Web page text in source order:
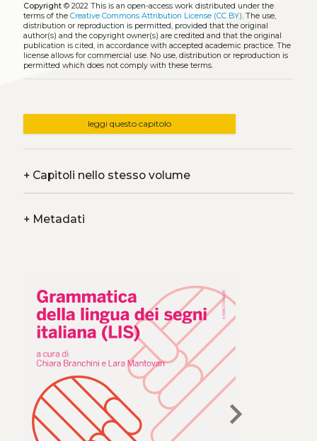
Copyright© 2022 This is an open-access work distributed under the
terms of the Creative Commons Attribution License (CC BY). The use,
distribution or reproduction is permitted, provided that the original
author(s) and the copyright owner(s) are credited and that the original
publication is cited, in accordance with accepted academic practice. The
license allows for commercial use. No use, distribution or reproduction is
permitted which does not comply with these terms.
leggi questo capitolo
+Capitoli nello stesso volume
+Metadati
chevron_right